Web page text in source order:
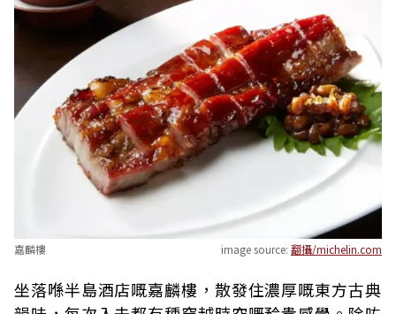
嘉麟樓 image source: 翻攝/michelin.com
坐落喺半島酒店嘅嘉麟樓，散發住濃厚嘅東方古典